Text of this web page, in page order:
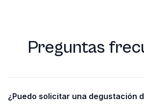
Preguntas
¿Puedo solicitar una degustación